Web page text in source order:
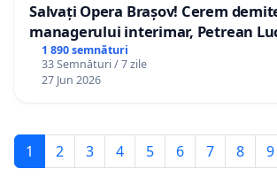
Salvați Opera Brașov! Cerem
managerului interimar, Petrean
1 890 semnături
33 Semnături / 7 zile
27 Jun 2026
1 2 3 4 5 6 7 8 9